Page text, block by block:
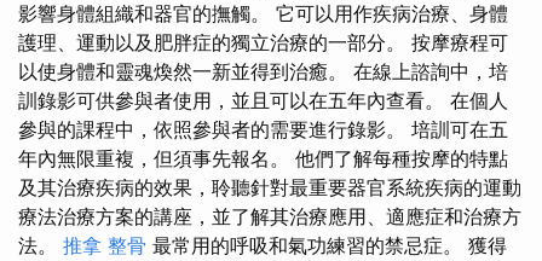
影響身體組織和器官的撫觸。 它可以用作疾病治療、身體
護理、運動以及肥胖症的獨立治療的一部分。 按摩療程可
以使身體和靈魂煥然一新並得到治癒。 在線上諮詢中，培
訓錄影可供參與者使用，並且可以在五年內查看。 在個人
參與的課程中，依照參與者的需要進行錄影。 培訓可在五
年內無限重複，但須事先報名。 他們了解每種按摩的特點
及其治療疾病的效果，聆聽針對最重要器官系統疾病的運動
療法治療方案的講座，並了解其治療應用、適應症和治療方
法。 推拿 整骨 最常用的呼吸和氣功練習的禁忌症。 獲得